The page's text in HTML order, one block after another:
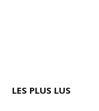
LES PLUS LUS